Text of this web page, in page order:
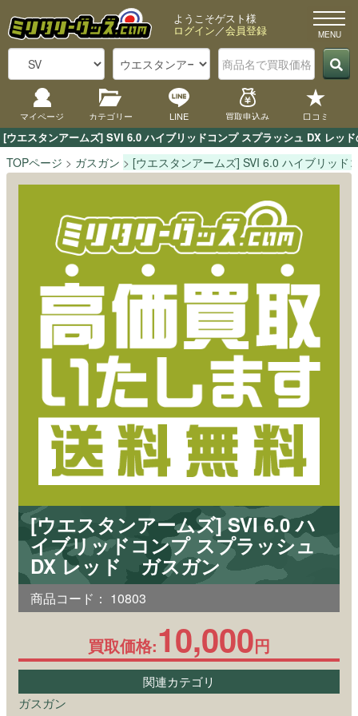
[ウエスタンアームズ] SVI 6.0 ハイブリッドコンプ スプラッシュ DX レッ
ようこそゲスト様
ログイン／会員登録
マイページ カテゴリー LINE 買取申込み 口コミ
TOPページ ガスガン [ウエスタンアームズ] SVI 6.0 ハイブリッド
[ウエスタンアームズ] SVI 6.0 ハ
イブリッドコンプ スプラッシュ
DX レッド ガスガン
商品コード： 10803
買取価格:10,000円
関連カテゴリ
ガスガン